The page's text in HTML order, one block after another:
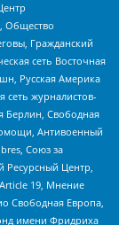
Общество
Гражданский
сеть Восточная
Русская Америка
сеть журналистов-
Берлин, Свободная
Антивоенный
Союз за
Ресурсный Центр,
19, Мнение
Свободная Европа,
имени Фридриха